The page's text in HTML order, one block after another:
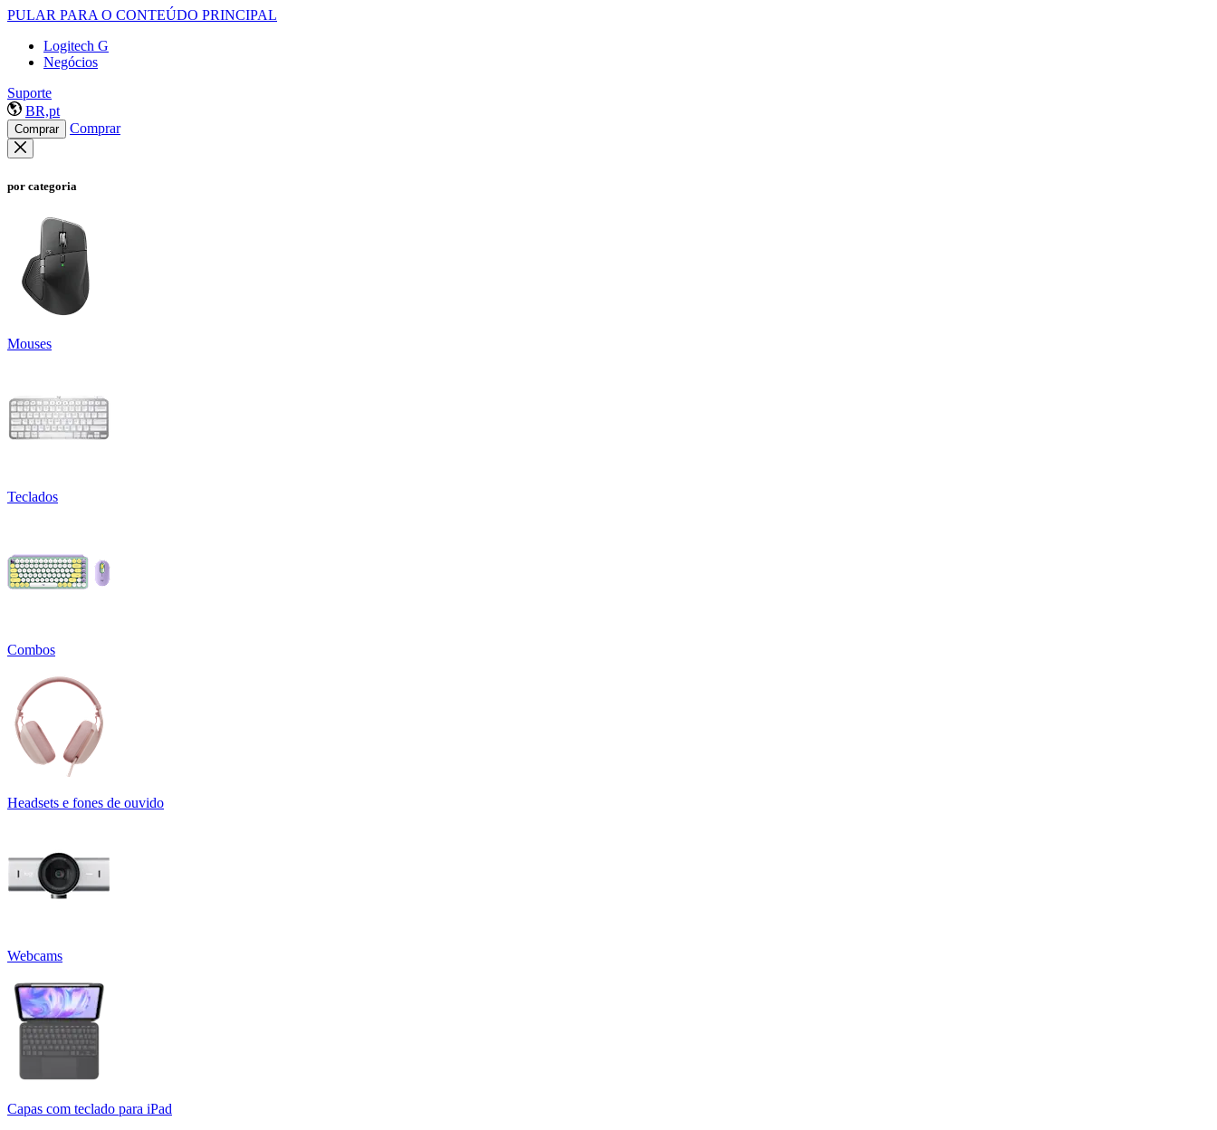
PULAR PARA O CONTEÚDO PRINCIPAL
Logitech G
Negócios
Suporte
BR,pt
Comprar Comprar
por categoria
Mouses
Teclados
Combos
Headsets e fones de ouvido
Webcams
Capas com teclado para iPad